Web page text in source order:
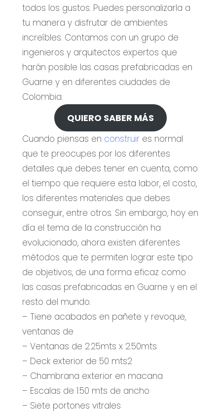
todos los gustos. Puedes personalizarla a
tu manera y disfrutar de ambientes
increíbles. Contamos con un grupo de
ingenieros y arquitectos expertos que
harán posible las casas prefabricadas en
Guarne y en diferentes ciudades de
Colombia.
QUIERO SABER MÁS
Cuando piensas en construires normal
que te preocupes por los diferentes
detalles que debes tener en cuenta, como
el tiempo que requiere esta labor, el costo,
los diferentes materiales que debes
conseguir, entre otros. Sin embargo, hoy en
día el tema de la construcción ha
evolucionado, ahora existen diferentes
métodos que te permiten lograr este tipo
de objetivos, de una forma eficaz como
las casas prefabricadas en Guarne y en el
resto del mundo.
– Tiene acabados en pañete y revoque,
ventanas de
– Ventanas de 2.25mts x 2.50mts
– Deck exterior de 50 mts2
– Chambrana exterior en macana
– Escalas de 1.50 mts de ancho
– Siete portones vitrales